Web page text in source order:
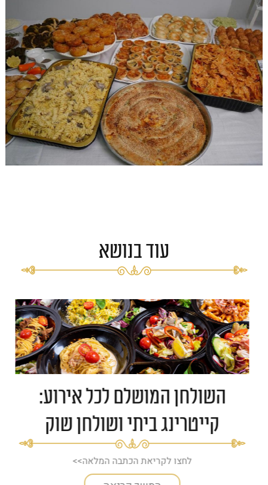
עוד בנושא
השולחן המושלם לכל אירוע:
קייטרינג ביתי ושולחן שוק
לחצו לקריאת הכתבה המלאה>>